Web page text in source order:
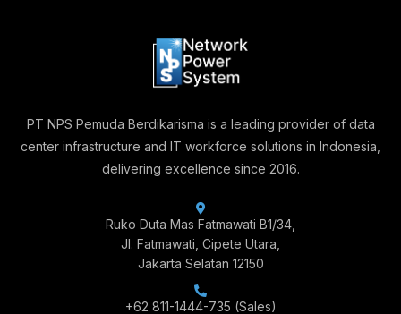
PT NPS Pemuda Berdikarisma is a leading provider of data
center infrastructure and IT workforce solutions in Indonesia,
delivering excellence since 2016.
Ruko Duta Mas Fatmawati B1/34,
Jl. Fatmawati, Cipete Utara,
Jakarta Selatan 12150
+62 811-1444-735 (Sales)